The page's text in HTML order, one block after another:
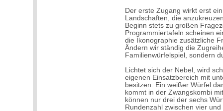
Der erste Zugang wirkt erst
Landschaften, die
Beginn stets zu großen
Programmiertafeln scheinen
die Ikonographie zusätzliche
Ändern wir ständig die
Familienwürfelspiel, sondern
Lichtet sich der Nebel, wird
eigenen Einsatzbereich mit
besitzen. Ein weißer Würfel
kommt in der Zwangskombi
können nur drei der sechs
Rundenzahl zwischen vier